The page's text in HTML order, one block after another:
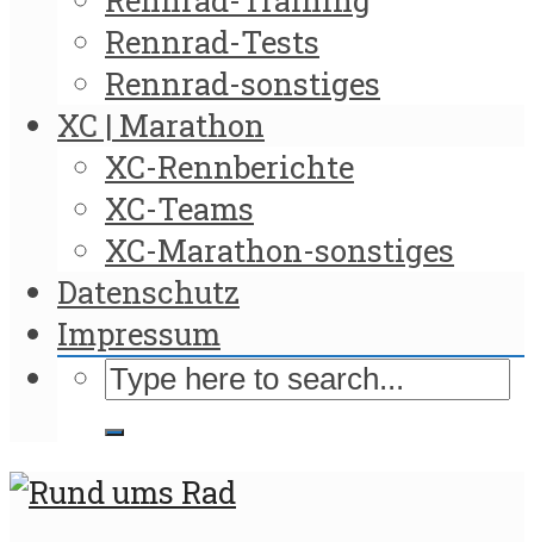
Rennrad-Tests
Rennrad-sonstiges
XC | Marathon
XC-Rennberichte
XC-Teams
XC-Marathon-sonstiges
Datenschutz
Impressum